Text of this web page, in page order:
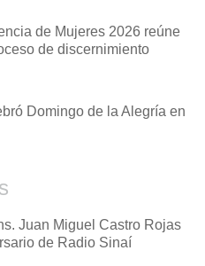
de Mujeres 2026 reúne
de discernimiento
Domingo de la Alegría en
Juan Miguel Castro Rojas
de Radio Sinaí